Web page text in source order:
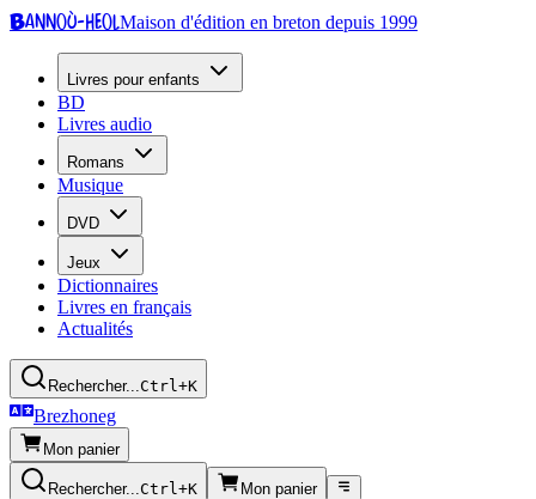
Bannoù-heolMaison d'édition en breton depuis 1999
Livres pour enfants
BD
Livres audio
Romans
Musique
DVD
Jeux
Dictionnaires
Livres en français
Actualités
Rechercher...Ctrl+K
Brezhoneg
Mon panier
Rechercher...Ctrl+K Mon panier